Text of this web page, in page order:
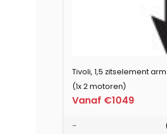
Tivoli, 1,5 zitselement
(1x 2 motoren)
Vanaf €1049
-